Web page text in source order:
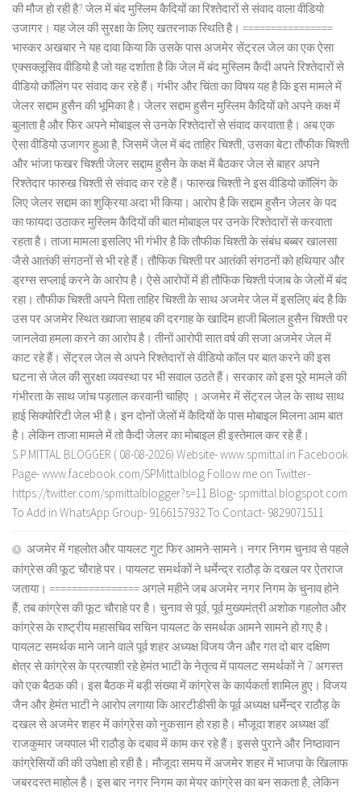
की मौज हो रही है? जेल में बंद मुस्लिम कैदियों का रिश्तेदारों से संवाद वाला वीडियो
उजागर। यह जेल की सुरक्षा के लिए खतरनाक स्थिति है। ================
भास्कर अखबार ने यह दावा किया कि उसके पास अजमेर सेंट्रल जेल का एक ऐसा
एक्सक्लूसिव वीडियो है जो यह दर्शाता है कि जेल में बंद मुस्लिम कैदी अपने रिश्तेदारों से
वीडियो कॉलिंग पर संवाद कर रहे हैं। गंभीर और चिंता का विषय यह है कि इस मामले में
जेलर सद्दाम हुसैन की भूमिका है। जेलर सद्दाम हुसैन मुस्लिम कैदियों को अपने कक्ष में
बुलाता है और फिर अपने मोबाइल से उनके रिश्तेदारों से संवाद करवाता है। अब एक
ऐसा वीडियो उजागर हुआ है, जिसमें जेल में बंद ताहिर चिश्ती, उसका बेटा तौफीक चिश्ती
और भांजा फखर चिश्ती जेलर सद्दाम हुसैन के कक्ष में बैठकर जेल से बाहर अपने
रिश्तेदार फारुख चिश्ती से संवाद कर रहे हैं। फारुख चिश्ती ने इस वीडियो कॉलिंग के
लिए जेलर सद्दाम का शुक्रिया अदा भी किया। आरोप है कि सद्दाम हुसैन जेलर के पद
का फायदा उठाकर मुस्लिम कैदियों की बात मोबाइल पर उनके रिश्तेदारों से करवाता
रहता है। ताजा मामला इसलिए भी गंभीर है कि तौफीक चिश्ती के संबंध बब्बर खालसा
जैसे आतंकी संगठनों से भी रहे हैं। तौफिक चिश्ती पर आतंकी संगठनों को हथियार और
ड्रग्स सप्लाई करने के आरोप है। ऐसे आरोपों में ही तौफिक चिश्ती पंजाब के जेलों में बंद
रहा। तौफीक चिश्ती अपने पिता ताहिर चिश्ती के साथ अजमेर जेल में इसलिए बंद है कि
उस पर अजमेर स्थित ख्वाजा साहब की दरगाह के खादिम हाजी बिलाल हुसैन चिश्ती पर
जानलेवा हमला करने का आरोप है। तीनों आरोपी सात वर्ष की सजा अजमेर जेल में
काट रहे हैं। सेंट्रल जेल से अपने रिश्तेदारों से वीडियो कॉल पर बात करने की इस
घटना से जेल की सुरक्षा व्यवस्था पर भी सवाल उठते हैं। सरकार को इस पूरे मामले की
गंभीरता के साथ जांच पड़ताल करवानी चाहिए । अजमेर में सेंट्रल जेल के साथ साथ
हाई सिक्योरिटी जेल भी है। इन दोनों जेलों में कैदियों के पास मोबाइल मिलना आम बात
है। लेकिन ताजा मामले में तो कैदी जेलर का मोबाइल ही इस्तेमाल कर रहे हैं।
S.P.MITTAL BLOGGER ( 08-08-2026) Website- www.spmittal.in Facebook
Page- www.facebook.com/SPMittalblog Follow me on Twitter-
https://twitter.com/spmittalblogger?s=11 Blog- spmittal.blogspot.com
To Add in WhatsApp Group- 9166157932 To Contact- 9829071511
अजमेर में गहलोत और पायलट गुट फिर आमने-सामने। नगर निगम चुनाव से पहले
कांग्रेस की फूट चौराहे पर। पायलट समर्थकों ने धर्मेन्द्र राठौड़ के दखल पर ऐतराज
जताया। ================ अगले महीने जब अजमेर नगर निगम के चुनाव होने
हैं, तब कांग्रेस की फूट चौराहे पर है। चुनाव से पूर्व, पूर्व मुख्यमंत्री अशोक गहलोत और
कांग्रेस के राष्ट्रीय महासचिव सचिन पायलट के समर्थक आमने सामने हो गए है।
पायलट समर्थक माने जाने वाले पूर्व शहर अध्यक्ष विजय जैन और गत दो बार दक्षिण
क्षेत्र से कांग्रेस के प्रत्याशी रहे हेमंत भाटी के नेतृत्व में पायलट समर्थकों ने 7 अगस्त
को एक बैठक की। इस बैठक में बड़ी संख्या में कांग्रेस के कार्यकर्ता शामिल हुए। विजय
जैन और हेमंत भाटी ने आरोप लगाया कि आरटीडीसी के पूर्व अध्यक्ष धर्मेन्द्र राठौड़ के
दखल से अजमेर शहर में कांग्रेस को नुकसान हो रहा है। मौजूदा शहर अध्यक्ष डॉ.
राजकुमार जयपाल भी राठौड़ के दबाव में काम कर रहे हैं। इससे पुराने और निष्ठावान
कांग्रेसियों की की उपेक्षा हो रही है। मौजूदा समय में अजमेर शहर में भाजपा के खिलाफ
जबरदस्त माहोल है। इस बार नगर निगम का मेयर कांग्रेस का बन सकता है, लेकिन